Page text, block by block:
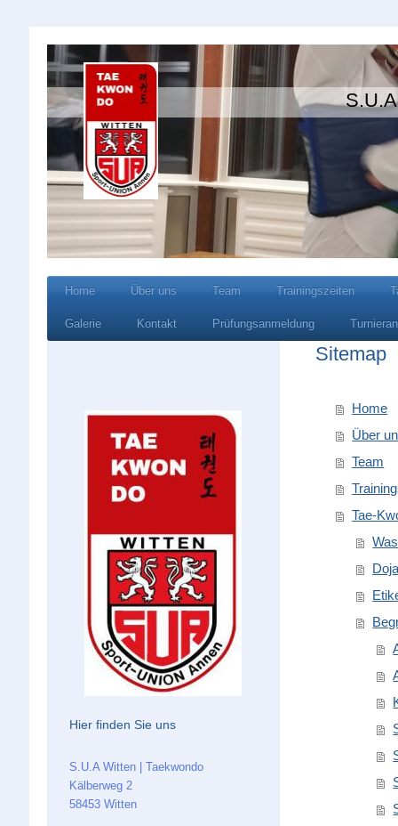
S.U.A
Home Über uns Team Trainingszeiten
Galerie Kontakt Prüfungsanmeldung
Sitemap
Home
Über
Team
Tae-
Hier finden Sie uns
S.U.A Witten | Taekwondo
Kälberweg 2
58453 Witten